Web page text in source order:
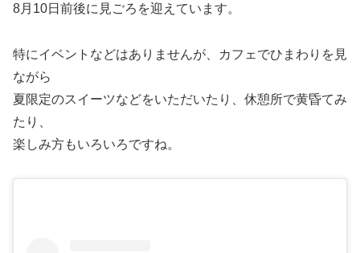
8月10日前後に見ごろを迎えています。
特にイベントなどはありませんが、カフェでひまわりを見
ながら
夏限定のスイーツなどをいただいたり、休憩所で黄昏てみ
たり、
楽しみ方もいろいろですね。